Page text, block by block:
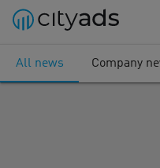
All news Company